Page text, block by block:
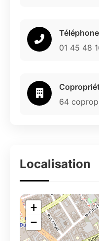
Téléphone
01 45 48
64
Localisation
+
−